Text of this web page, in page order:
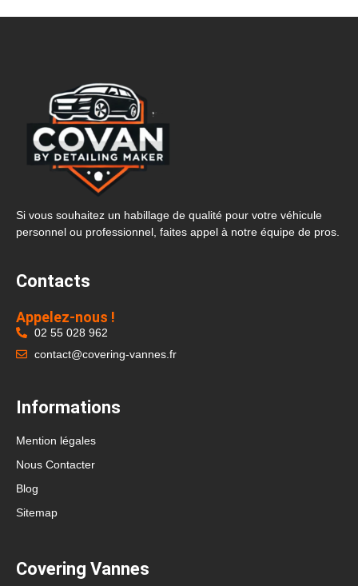
Si vous souhaitez un habillage de qualité pour votre véhicule
personnel ou professionnel, faites appel à notre équipe de pros.
Contacts
Appelez-nous !
02 55 028 962
contact@covering-vannes.fr
Informations
Mention légales
Nous Contacter
Blog
Sitemap
Covering Vannes